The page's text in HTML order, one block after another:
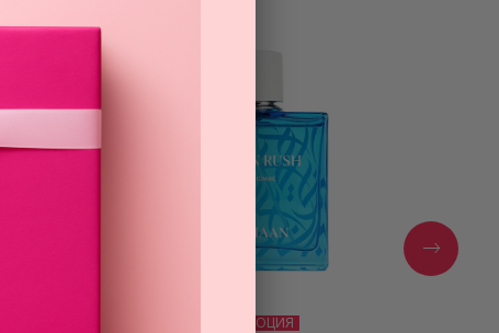
ПРОМОЦИЯ